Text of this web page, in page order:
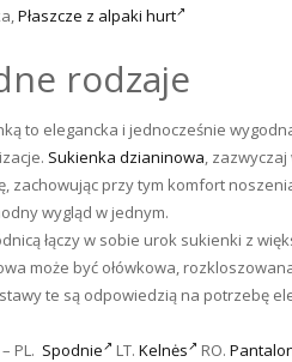
Płaszcze z alpaki hurt
rodzaje
to elegancka i jednocześnie
Sukienka dzianinowa,
zachowując przy tym komfort
wygląd w jednym.
łączy w sobie urok sukienki z
może być ołówkowa,
te są odpowiedzią na potrzebę
PL. Spodnie LT. Kelnės RO.